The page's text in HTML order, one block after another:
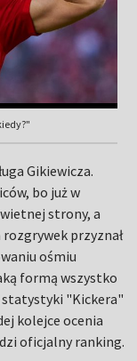
Gikiewicza.
bo już w
strony, a
przyznał
ośmiu
formą wszystko
"Kickera"
kolejce ocenia
oficjalny ranking.